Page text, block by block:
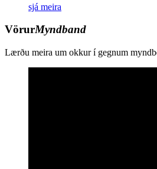
sjá meira
VörurMyndband
Lærðu meira um okkur í gegnum